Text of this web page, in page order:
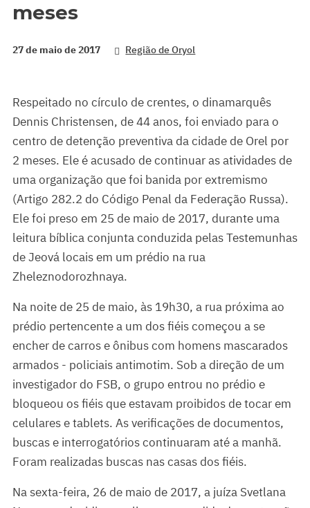
meses
27 de maio de 2017 Região de Oryol
Respeitado no círculo de crentes, o dinamarquês
Dennis Christensen, de 44 anos, foi enviado para o
centro de detenção preventiva da cidade de Orel por
2 meses. Ele é acusado de continuar as atividades de
uma organização que foi banida por extremismo
(Artigo 282.2 do Código Penal da Federação Russa).
Ele foi preso em 25 de maio de 2017, durante uma
leitura bíblica conjunta conduzida pelas Testemunhas
de Jeová locais em um prédio na rua
Zheleznodorozhnaya.
Na noite de 25 de maio, às 19h30, a rua próxima ao
prédio pertencente a um dos fiéis começou a se
encher de carros e ônibus com homens mascarados
armados - policiais antimotim. Sob a direção de um
investigador do FSB, o grupo entrou no prédio e
bloqueou os fiéis que estavam proibidos de tocar em
celulares e tablets. As verificações de documentos,
buscas e interrogatórios continuaram até a manhã.
Foram realizadas buscas nas casas dos fiéis.
Na sexta-feira, 26 de maio de 2017, a juíza Svetlana